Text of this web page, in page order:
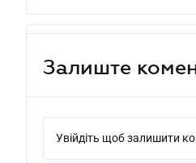
Залиште
Увійдіть щоб залишити